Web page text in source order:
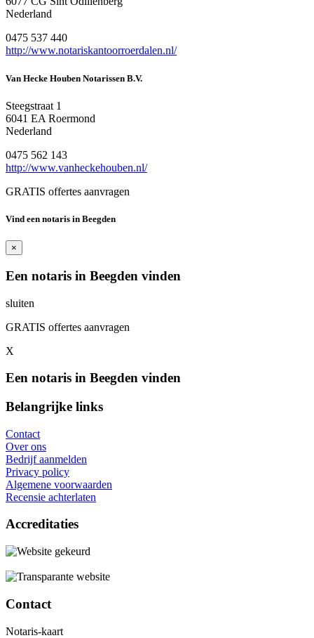
Nederland
0475 537 440
http://www.notariskantoorroerdalen.nl/
Van Hecke Houben Notarissen B.V.
Steegstraat 1
6041 EA Roermond
Nederland
0475 562 143
http://www.vanheckehouben.nl/
GRATIS offertes aanvragen
Vind een notaris in Beegden
×
Een notaris in Beegden vinden
sluiten
GRATIS offertes aanvragen
X
Een notaris in Beegden vinden
Belangrijke links
Contact
Over ons
Bedrijf aanmelden
Privacy policy
Algemene voorwaarden
Recensie achterlaten
Accreditaties
Contact
Notaris-kaart